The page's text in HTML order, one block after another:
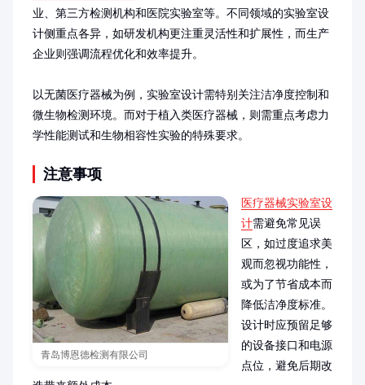
业、第三方检测机构和医院实验室等。不同领域的实验室设
计侧重点各异，如研发机构更注重灵活性和扩展性，而生产
企业则强调流程优化和效率提升。
以无菌医疗器械为例，实验室设计需特别关注洁净度控制和
微生物检测环境。而对于植入类医疗器械，则需重点考虑力
学性能测试和生物相容性实验的特殊要求。
注意事项
青岛博恩德检测有限公司
医疗器械实验室设
计需避免常见误
区，如过度追求美
观而忽视功能性，
或为了节省成本而
降低洁净度标准。
设计时应预留足够
的设备接口和电源
点位，避免后期改